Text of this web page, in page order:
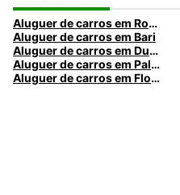
Aluguer de carros em Roma
Aluguer de carros em Bari
Aluguer de carros em Dublin
Aluguer de carros em Palermo
Aluguer de carros em Florença